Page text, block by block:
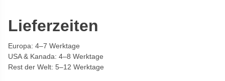
Lieferzeiten
Europa: 4–7 Werktage
USA & Kanada: 4–8 Werktage
Rest der Welt: 5–12 Werktage